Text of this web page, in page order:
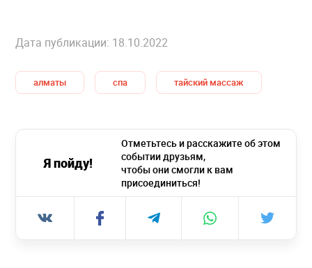
Дата публикации: 18.10.2022
алматы спа тайский массаж
Я пойду!
Отметьтесь и расскажите об этом
событии друзьям,
чтобы они смогли к вам
присоединиться!